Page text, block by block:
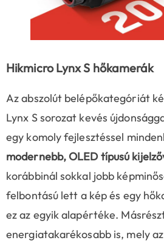
Hikmicro Lynx S hőkamerák
Az abszolút belépőkategóriát
Lynx S sorozat kevés
egy komoly fejlesztéssel
modernebb, OLED típusú
korábbinál sokkal jobb
felbontású lett a kép és egy
ez az egyik alapértéke.
energiatakarékosabb is, mely